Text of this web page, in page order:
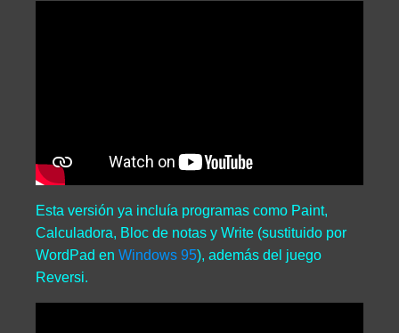
Esta versión ya incluía programas como Paint,
Calculadora, Bloc de notas y Write (sustituido por
WordPad en Windows 95), además del juego
Reversi.